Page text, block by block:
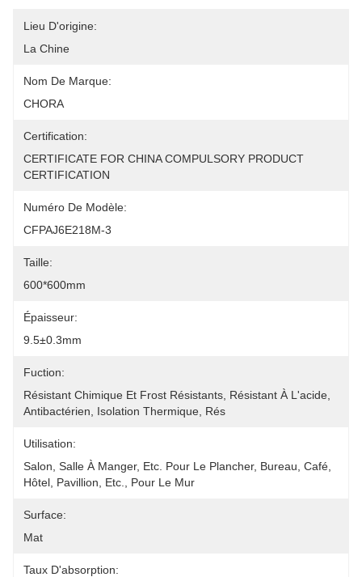
Lieu D'origine:
La Chine
Nom De Marque:
CHORA
Certification:
CERTIFICATE FOR CHINA COMPULSORY PRODUCT
CERTIFICATION
Numéro De Modèle:
CFPAJ6E218M-3
Taille:
600*600mm
Épaisseur:
9.5±0.3mm
Fuction:
Résistant Chimique Et Frost Résistants, Résistant À L'acide,
Antibactérien, Isolation Thermique, Rés
Utilisation:
Salon, Salle À Manger, Etc. Pour Le Plancher, Bureau, Café,
Hôtel, Pavillion, Etc., Pour Le Mur
Surface:
Mat
Taux D'absorption: